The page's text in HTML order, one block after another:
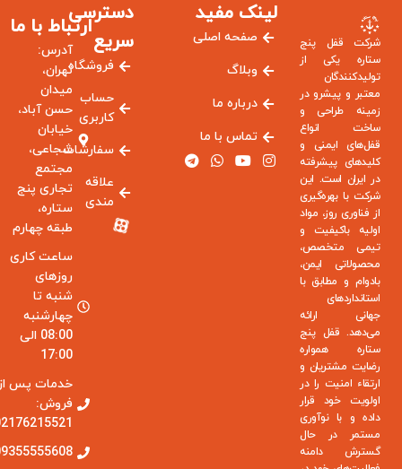
شرکت قفل پنج
ستاره یکی از
تولیدکنندگان
معتبر و پیشرو در
زمینه طراحی و
ساخت انواع
قفل‌های ایمنی و
کلیدهای پیشرفته
در ایران است. این
شرکت با بهره‌گیری
از فناوری روز، مواد
اولیه باکیفیت و
تیمی متخصص،
محصولاتی ایمن،
بادوام و مطابق با
استانداردهای
جهانی ارائه
می‌دهد. قفل پنج
ستاره همواره
رضایت مشتریان و
ارتقاء امنیت را در
اولویت خود قرار
داده و با نوآوری
مستمر در حال
گسترش دامنه
لینک مفید
صفحه اصلی
وبلاگ
درباره ما
تماس با ما
دسترسی
سریع
فروشگاه
حساب
کاربری
سفارشات
علاقه
مندی
ارتباط با ما
آدرس:
تهران،
میدان
حسن آباد،
خیابان
شجاعی،
مجتمع
تجاری پنج
ستاره،
طبقه چهارم
ساعت کاری
روزهای
شنبه تا
چهارشنبه
08:00 الی
17:00
خدمات پس
فروش: